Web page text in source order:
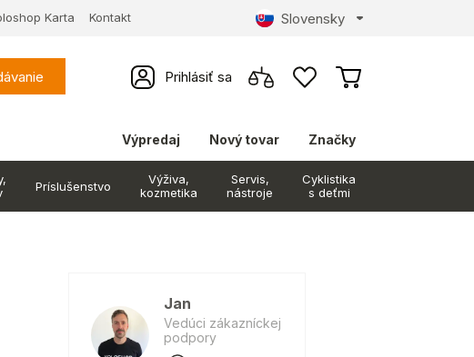
Karta Kontakt Slovensky
Prihlásiť sa
Výpredaj Nový tovar Značky
Príslušenstvo
Výživa,
kozmetika
Servis,
nástroje
Cyklistika
s deťmi
Jan
Vedúci zákazníckej
podpory